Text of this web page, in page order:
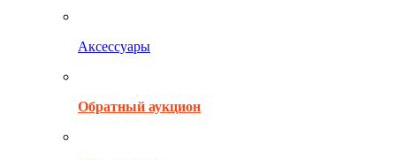
Аксессуары
Обратный аукцион